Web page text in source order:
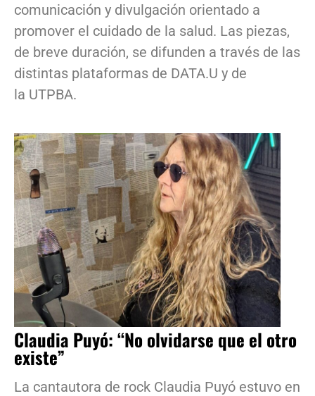
comunicación y divulgación orientado a
promover el cuidado de la salud. Las piezas,
de breve duración, se difunden a través de las
distintas plataformas de DATA.U y de
la UTPBA.
Claudia Puyó: “No olvidarse que el otro
existe”
La cantautora de rock Claudia Puyó estuvo en